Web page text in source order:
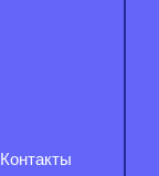
Контакты